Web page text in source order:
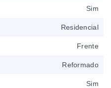
Sim
Residencial
Frente
Reformado
Sim